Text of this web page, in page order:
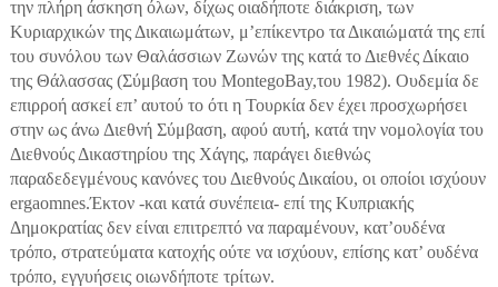
την πλήρη άσκηση όλων, δίχως οιαδήποτε διάκριση, των
Κυριαρχικών της Δικαιωμάτων, μ’επίκεντρο τα Δικαιώματά της επί
του συνόλου των Θαλάσσιων Ζωνών της κατά το Διεθνές Δίκαιο
της Θάλασσας (Σύμβαση του MontegoBay,του 1982). Ουδεμία δε
επιρροή ασκεί επ’ αυτού το ότι η Τουρκία δεν έχει προσχωρήσει
στην ως άνω Διεθνή Σύμβαση, αφού αυτή, κατά την νομολογία του
Διεθνούς Δικαστηρίου της Χάγης, παράγει διεθνώς
παραδεδεγμένους κανόνες του Διεθνούς Δικαίου, οι οποίοι ισχύουν
ergaomnes.Έκτον -και κατά συνέπεια- επί της Κυπριακής
Δημοκρατίας δεν είναι επιτρεπτό να παραμένουν, κατ’ουδένα
τρόπο, στρατεύματα κατοχής ούτε να ισχύουν, επίσης κατ’ ουδένα
τρόπο, εγγυήσεις οιωνδήποτε τρίτων.